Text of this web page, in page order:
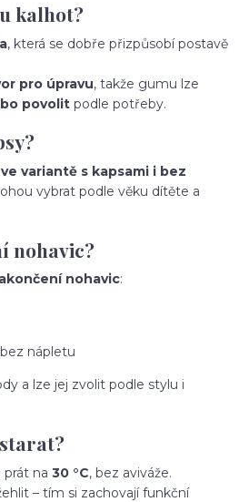
kalhot?
, která se dobře přizpůsobí postavě
pro úpravu, takže gumu lze
povolit podle potřeby.
ve variantě s kapsami i bez
vybrat podle věku dítěte a
nohavic?
nohavic:
nápletu
a lze jej zvolit podle stylu i
na 30 °C, bez aviváže.
– tím si zachovají funkční